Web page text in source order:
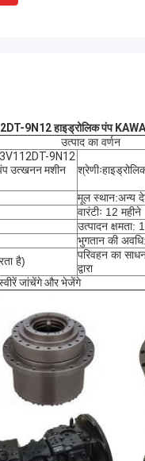
9N12 हाइड्रोलिक पंप
उत्पाद का वर्णन
9N12
उत्खनन मशीन
श्रेणीः
मूल स्थान:अन्य
वारंटीः 12 महीने
उत्पादन क्षमता:
भुगतान की
है)
परिवहन का
द्वारा
जांचेंगे और भेजेंगे